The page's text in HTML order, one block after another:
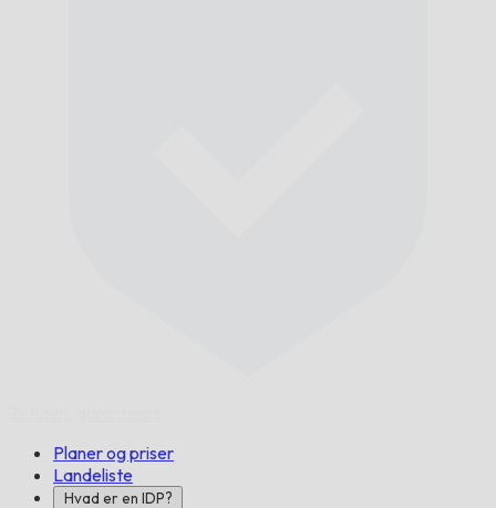
Planer og priser
Landeliste
Hvad er en IDP?